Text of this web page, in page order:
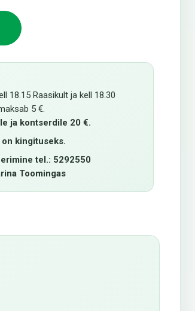
18.15 Raasikult ja kell 18.30
5 €.
ja kontserdile 20 €.
kingituseks.
tel.: 5292550
Toomingas